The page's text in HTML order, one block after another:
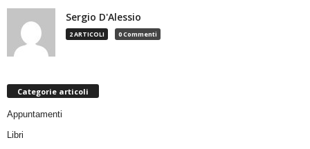
Sergio D'Alessio
2 ARTICOLI 0 Commenti
Categorie articoli
Appuntamenti
Libri